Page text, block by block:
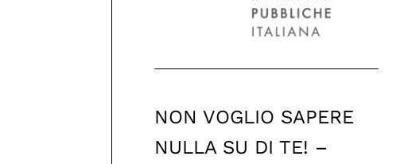
NON VOGLIO SAPERE
NULLA SU DI TE! –